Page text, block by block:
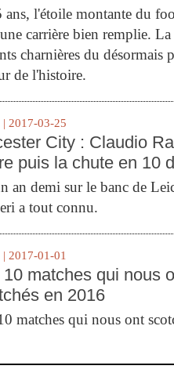
ans, l'étoile montante du
carrière bien remplie.
charnières du désormais
de l'histoire.
| 2017-03-25
City : Claudio
puis la chute en 10
an demi sur le banc de
a tout connu.
2017-01-01
10 matches qui nous
en 2016
matches qui nous ont